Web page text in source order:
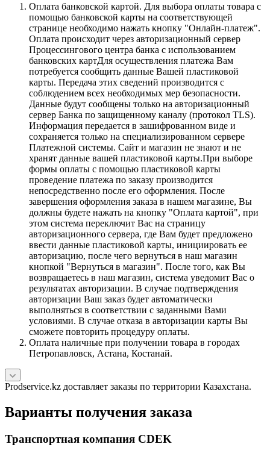
Оплата банковской картой. Для выбора оплаты товара с
помощью банковской карты на соответствующей
странице необходимо нажать кнопку "Онлайн-платеж".
Оплата происходит через авторизационный сервер
Процессингового центра банка с использованием
банковских картДля осуществления платежа Вам
потребуется сообщить данные Вашей пластиковой
карты. Передача этих сведений производится с
соблюдением всех необходимых мер безопасности.
Данные будут сообщены только на авторизационный
сервер Банка по защищенному каналу (протокол TLS).
Информация передается в зашифрованном виде и
сохраняется только на специализированном сервере
Платежной системы. Сайт и магазин не знают и не
хранят данные вашей пластиковой карты.При выборе
формы оплаты с помощью пластиковой карты
проведение платежа по заказу производится
непосредственно после его оформления. После
завершения оформления заказа в нашем магазине, Вы
должны будете нажать на кнопку "Оплата картой", при
этом система переключит Вас на страницу
авторизационного сервера, где Вам будет предложено
ввести данные пластиковой карты, инициировать ее
авторизацию, после чего вернуться в наш магазин
кнопкой "Вернуться в магазин". После того, как Вы
возвращаетесь в наш магазин, система уведомит Вас о
результатах авторизации. В случае подтверждения
авторизации Ваш заказ будет автоматически
выполняться в соответствии с заданными Вами
условиями. В случае отказа в авторизации карты Вы
сможете повторить процедуру оплаты.
Оплата наличные при получении товара в городах
Петропавловск, Астана, Костанай.
Prodservice.kz доставляет заказы по территории Казахстана.
Варианты получения заказа
Транспортная компания CDEK